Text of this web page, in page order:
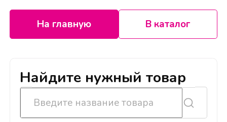
На главную В каталог
Найдите нужный товар